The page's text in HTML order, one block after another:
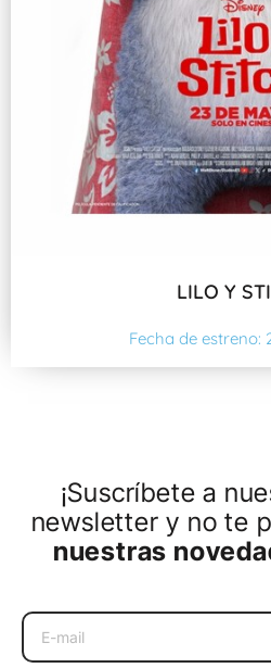
LILO Y
Fecha de estreno:
¡Suscríbete a
newsletter y no te
nuestras
Email